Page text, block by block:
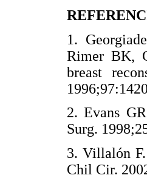
1.
Rimer BK,
breast
2. Evans
Surg.
3. Villalón
Chil Cir.